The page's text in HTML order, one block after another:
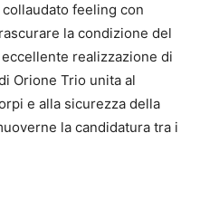
feeling con
la condizione del
realizzazione di
Orione Trio unita al
e alla sicurezza della
la candidatura tra i